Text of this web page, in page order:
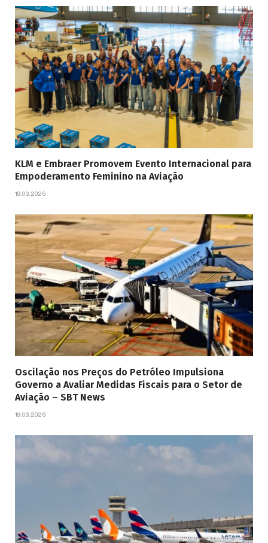
KLM e Embraer Promovem Evento Internacional para
Empoderamento Feminino na Aviação
19.03.2026
Oscilação nos Preços do Petróleo Impulsiona
Governo a Avaliar Medidas Fiscais para o Setor de
Aviação – SBT News
19.03.2026